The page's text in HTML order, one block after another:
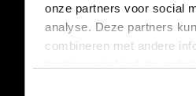
onze partners voor social
analyse. Deze partners
combineren met andere